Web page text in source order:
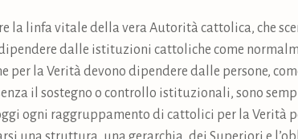
la linfa vitale della vera Autorità cattolica, che
dalle istituzioni cattoliche come
la Verità devono dipendere dalle persone,
il sostegno o controllo istituzionali, sono
ogni raggruppamento di cattolici per la Verità